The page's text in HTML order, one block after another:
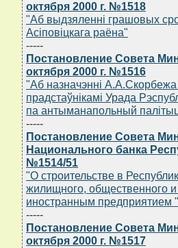
октября 2000 г. №1518
"Аб выдзяленнi грашовых
Асiповiцкага раёна"
-----
Постановление Совета
октября 2000 г. №1516
"Аб назначэннi
прадстаўнiкамi Урада
па антыманапольный
-----
Постановление Совета
Национального банка
№1514/51
"О строительстве в
жилищного, общественного
иностранным
-----
Постановление Совета
октября 2000 г. №1517